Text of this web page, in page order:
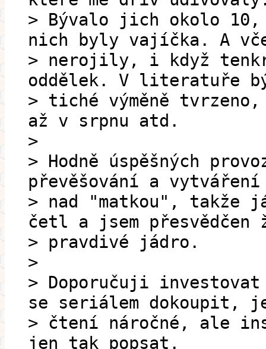
> Bývalo jich okolo 10,
nich byly vajíčka. A
> nerojily, i když
oddělek. V literatuře
> tiché výměně
až v srpnu atd.
>
> Hodně úspěšných
převěšování a
> nad "matkou", takže
četl a jsem přesvědčen
> pravdivé jádro.
>
> Doporučuji investovat
se seriálem dokoupit,
> čtení náročné, ale
jen tak popsat.